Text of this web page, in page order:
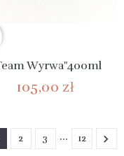
Wyrwa"400ml
105,00 zł
2 3 … 12 